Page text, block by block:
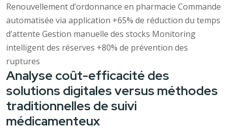
Renouvellement d’ordonnance en pharmacie Commande
automatisée via application +65% de réduction du temps
d’attente Gestion manuelle des stocks Monitoring
intelligent des réserves +80% de prévention des
ruptures
Analyse coût-efficacité des
solutions digitales versus méthodes
traditionnelles de suivi
médicamenteux